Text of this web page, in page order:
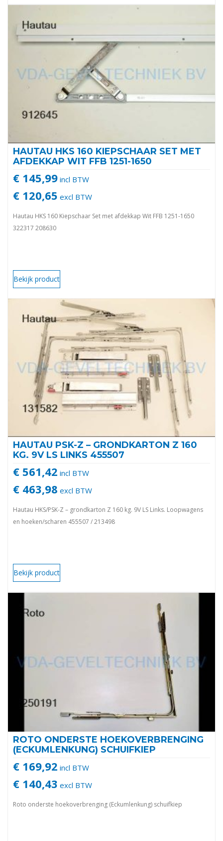
HAUTAU HKS 160 KIEPSCHAAR SET MET
AFDEKKAP WIT FFB 1251-1650
€ 145,99 incl BTW
€ 120,65 excl BTW
Hautau HKS 160 Kiepschaar Set met afdekkap Wit FFB 1251-1650
322317 208630
Bekijk product
HAUTAU PSK-Z – GRONDKARTON Z 160
KG. 9V LS LINKS 455507
€ 561,42 incl BTW
€ 463,98 excl BTW
Hautau HKS/PSK-Z – grondkarton Z 160 kg. 9V LS Links. Loopwagens
en hoeken/scharen 455507 / 213498
Bekijk product
ROTO ONDERSTE HOEKOVERBRENGING
(ECKUMLENKUNG) SCHUIFKIEP
€ 169,92 incl BTW
€ 140,43 excl BTW
Roto onderste hoekoverbrenging (Eckumlenkung) schuifkiep